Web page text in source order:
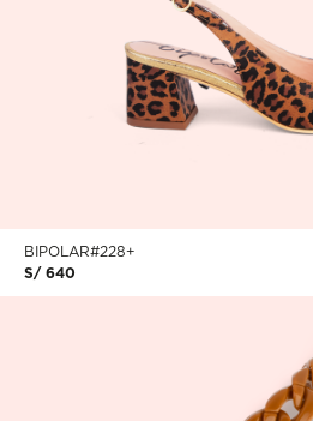
BIPOLAR#228+
S/ 640